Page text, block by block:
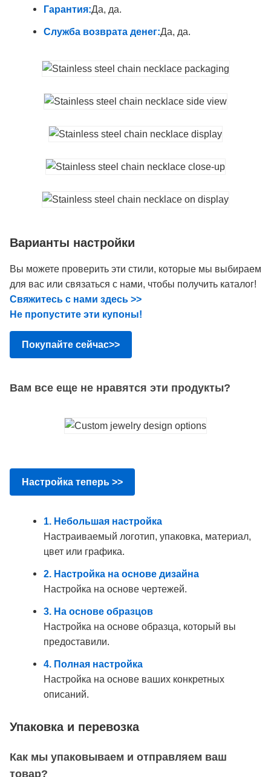
Гарантия:Да, да.
Служба возврата денег:Да, да.
Варианты настройки
Вы можете проверить эти стили, которые мы выбираем
для вас или связаться с нами, чтобы получить каталог!
Свяжитесь с нами здесь >>
Не пропустите эти купоны!
Покупайте сейчас>>
Вам все еще не нравятся эти продукты?
Настройка теперь >>
1. Небольшая настройка
Настраиваемый логотип, упаковка, материал,
цвет или графика.
2. Настройка на основе дизайна
Настройка на основе чертежей.
3. На основе образцов
Настройка на основе образца, который вы
предоставили.
4. Полная настройка
Настройка на основе ваших конкретных
описаний.
Упаковка и перевозка
Как мы упаковываем и отправляем ваш
товар?